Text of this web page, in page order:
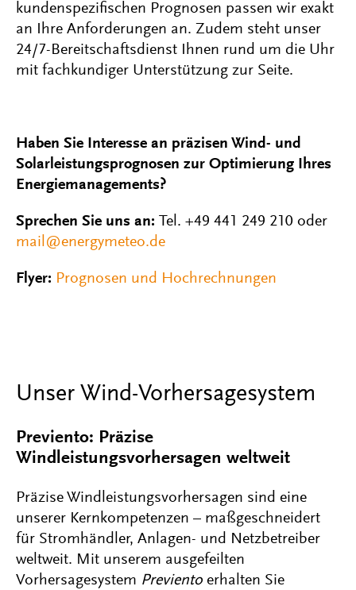
kundenspezifischen Prognosen passen wir exakt
an Ihre Anforderungen an. Zudem steht unser
24/7-Bereitschaftsdienst Ihnen rund um die Uhr
mit fachkundiger Unterstützung zur Seite.
Haben Sie Interesse an präzisen Wind- und
Solarleistungsprognosen zur Optimierung Ihres
Energiemanagements?
Sprechen Sie uns an: Tel. +49 441 249 210 oder
mail@energymeteo.de
Flyer: Prognosen und Hochrechnungen
Unser Wind-Vorhersagesystem
Previento: Präzise
Windleistungsvorhersagen weltweit
Präzise Windleistungsvorhersagen sind eine
unserer Kernkompetenzen – maßgeschneidert
für Stromhändler, Anlagen- und Netzbetreiber
weltweit. Mit unserem ausgefeilten
Vorhersagesystem Previento erhalten Sie